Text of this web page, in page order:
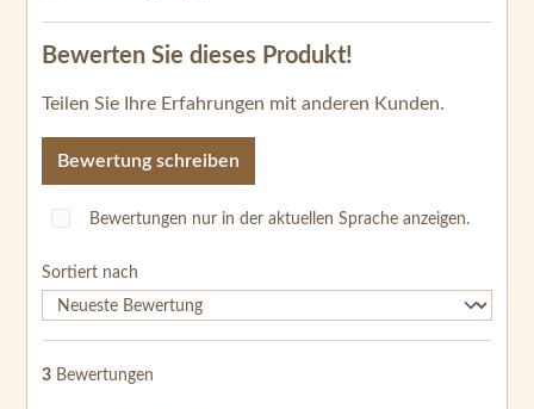
Bewerten Sie dieses Produkt!
Teilen Sie Ihre Erfahrungen mit anderen Kunden.
Bewertung schreiben
Bewertungen nur in der aktuellen Sprache anzeigen.
Sortiert nach
3 Bewertungen